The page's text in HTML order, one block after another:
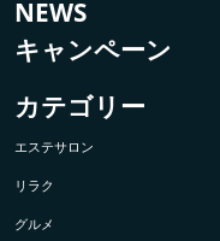
NEWS
キャンペーン
カテゴリー
エステサロン
リラク
グルメ